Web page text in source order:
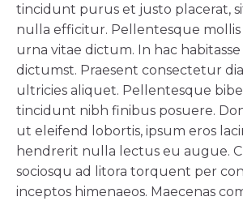
tincidunt purus et justo placerat,
nulla efficitur. Pellentesque mollis
urna vitae dictum. In hac
dictumst. Praesent consectetur
ultricies aliquet. Pellentesque
tincidunt nibh finibus posuere.
ut eleifend lobortis, ipsum eros
hendrerit nulla lectus eu augue.
sociosqu ad litora torquent per
inceptos himenaeos. Maecenas